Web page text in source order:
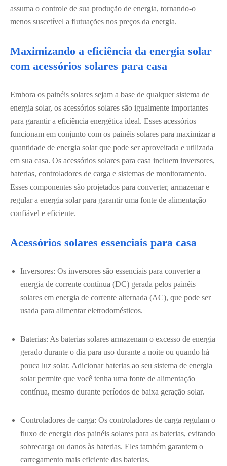
assuma o controle de sua produção de energia, tornando-o
menos suscetível a flutuações nos preços da energia.
Maximizando a eficiência da energia solar
com acessórios solares para casa
Embora os painéis solares sejam a base de qualquer sistema de
energia solar, os acessórios solares são igualmente importantes
para garantir a eficiência energética ideal. Esses acessórios
funcionam em conjunto com os painéis solares para maximizar a
quantidade de energia solar que pode ser aproveitada e utilizada
em sua casa. Os acessórios solares para casa incluem inversores,
baterias, controladores de carga e sistemas de monitoramento.
Esses componentes são projetados para converter, armazenar e
regular a energia solar para garantir uma fonte de alimentação
confiável e eficiente.
Acessórios solares essenciais para casa
Inversores: Os inversores são essenciais para converter a
energia de corrente contínua (DC) gerada pelos painéis
solares em energia de corrente alternada (AC), que pode ser
usada para alimentar eletrodomésticos.
Baterias: As baterias solares armazenam o excesso de energia
gerado durante o dia para uso durante a noite ou quando há
pouca luz solar. Adicionar baterias ao seu sistema de energia
solar permite que você tenha uma fonte de alimentação
contínua, mesmo durante períodos de baixa geração solar.
Controladores de carga: Os controladores de carga regulam o
fluxo de energia dos painéis solares para as baterias, evitando
sobrecarga ou danos às baterias. Eles também garantem o
carregamento mais eficiente das baterias.